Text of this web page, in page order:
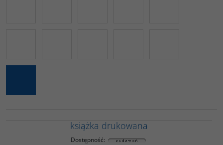
książka drukowana
Dostępność: